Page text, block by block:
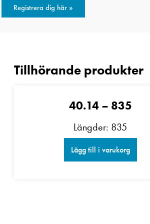
Registrera dig här »
40.14 – 835
Längder: 835
Lägg till i varukorg